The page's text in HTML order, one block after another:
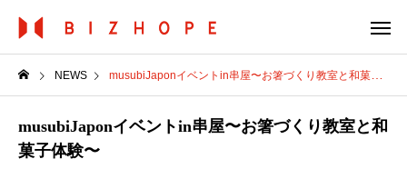
NEWS musubiJaponイベントin串屋〜お箸づくり教室と和菓子体験〜
musubiJaponイベントin串屋〜お箸づくり教室と和
菓子体験〜